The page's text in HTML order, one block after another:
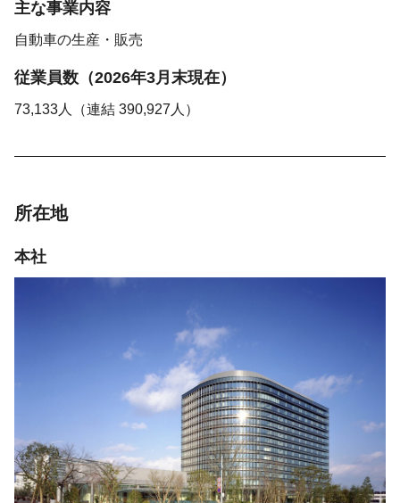
主な事業内容
自動車の生産・販売
従業員数 （2026年3月末現在）
73,133人 （連結 390,927人）
所在地
本社